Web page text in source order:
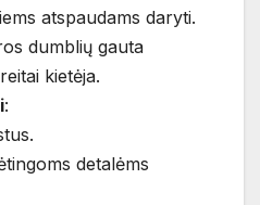
atspaudams daryti.
dumblių gauta
kietėja.
:
detalėms